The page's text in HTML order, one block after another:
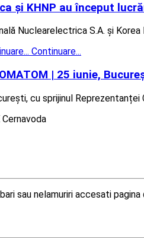
și KHNP au început
Nuclearelectrica S.A. și
Continuare...
| 25 iunie,
cu sprijinul Reprezentanței
sau nelamuriri accesati